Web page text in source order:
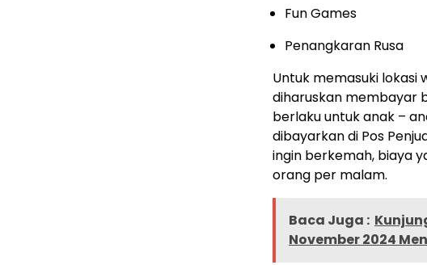
Fun Games
Penangkaran Rusa
Untuk memasuki lokasi
diharuskan membayar
berlaku untuk anak –
dibayarkan di Pos
ingin berkemah, biaya
orang per malam.
Baca Juga :
November 2024